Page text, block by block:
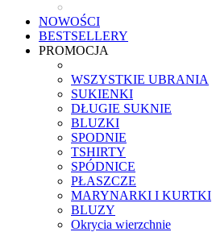
NOWOŚCI
BESTSELLERY
PROMOCJA
WSZYSTKIE UBRANIA
SUKIENKI
DŁUGIE SUKNIE
BLUZKI
SPODNIE
TSHIRTY
SPÓDNICE
PŁASZCZE
MARYNARKI I KURTKI
BLUZY
Okrycia wierzchnie